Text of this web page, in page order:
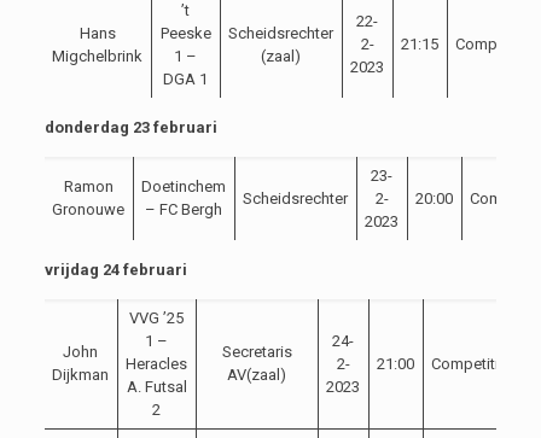
Hans
Migchelbrink
’t
Peeske
1 –
DGA 1
Scheidsrechter
(zaal)
22-
2-
2023
21:15 Competitie
donderdag 23 februari
Ramon
Gronouwe
Doetinchem
– FC Bergh
Scheidsrechter
23-
2-
2023
20:00
vrijdag 24 februari
John
Dijkman
VVG ’25
1 –
Heracles
A. Futsal
2
Secretaris
AV(zaal)
24-
2-
2023
21:00 Competitie